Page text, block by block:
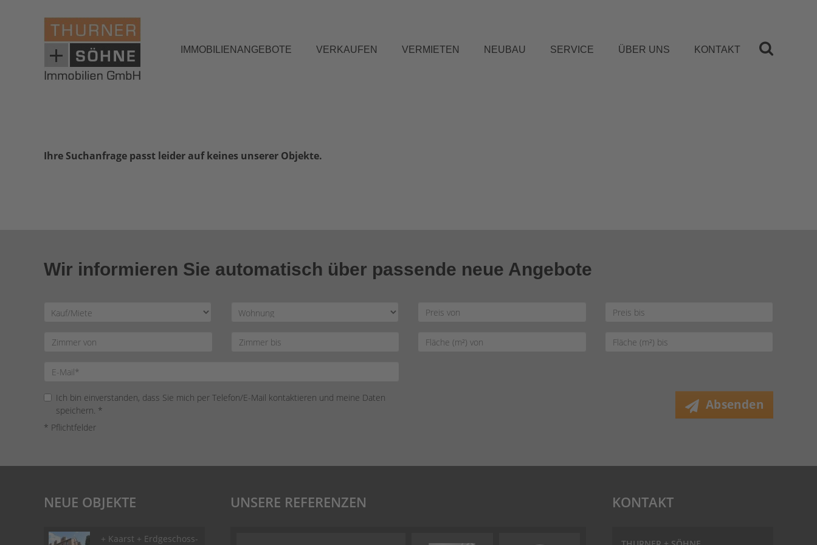
IMMOBILIENANGEBOTE VERKAUFEN VERMIETEN NEUBAU SERVICE ÜBER UNS KONTAKT
Ihre Suchanfrage passt leider auf keines unserer Objekte.
Wir informieren Sie automatisch über passende neue Angebote
Ich bin einverstanden, dass Sie mich per Telefon/E-Mail kontaktieren und meine Daten
speichern. *
* Pflichtfelder
Absenden
NEUE OBJEKTE
+ Kaarst + Erdgeschoss-
UNSERE REFERENZEN KONTAKTKundenbewertungen und Erfahrungen zu
THURNER + SÖHNE Immobilien GmbH
SEHR GUT